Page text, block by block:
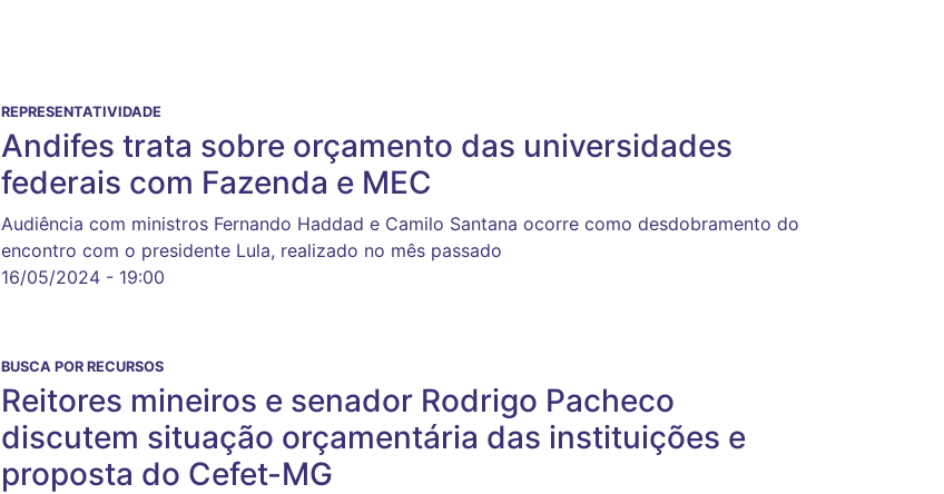
REPRESENTATIVIDADE
Andifes trata sobre orçamento das universidades
federais com Fazenda e MEC
Audiência com ministros Fernando Haddad e Camilo Santana ocorre como desdobramento do
encontro com o presidente Lula, realizado no mês passado
16/05/2024 - 19:00
BUSCA POR RECURSOS
Reitores mineiros e senador Rodrigo Pacheco
discutem situação orçamentária das instituições e
proposta do Cefet-MG